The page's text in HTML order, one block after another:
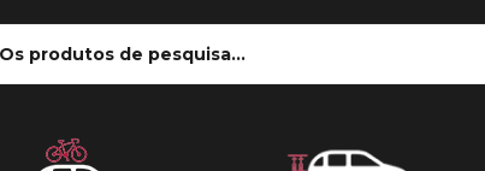
TRANSBIKE DE TETO